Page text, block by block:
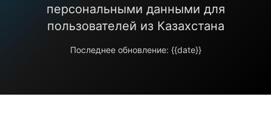
персональными данными для
пользователей из Казахстана
Последнее обновление: {{date}}